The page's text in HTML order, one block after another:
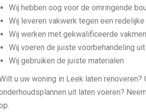
Wij hebben oog voor de omringende
Wij leveren vakwerk tegen een
Wij werken met gekwalificeerde
Wij voeren de juiste voorbehandeling uit
Wij gebruiken de juiste materialen
u uw woning in Leek laten renoveren?
uit laten voeren?